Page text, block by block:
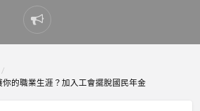
Report
problem
的職業生涯？加入工會擺脫國民年金